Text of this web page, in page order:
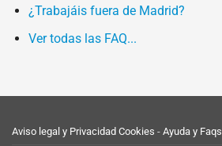
¿Trabajáis fuera de Madrid?
Ver todas las FAQ...
Aviso legal y Privacidad Cookies - Ayuda y Faqs